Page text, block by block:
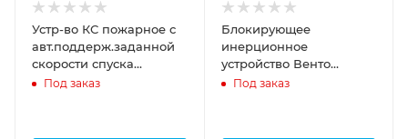
Устр-во КС пожарное с
авт.поддерж.заданной
скорости спуска
МОНОСПАС 5 метров
Под заказ
Блокирующее
инерционное
устройство Венто
втягивающего типа
Под заказ